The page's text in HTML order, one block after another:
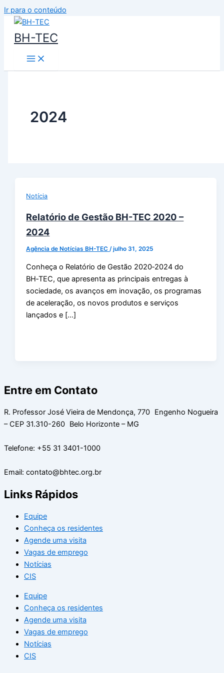
Ir para o conteúdo
BH-TEC
2024
Notícia
Relatório de Gestão BH-TEC 2020 –
2024
Agência de Notícias BH-TEC/julho 31, 2025
Conheça o Relatório de Gestão 2020‑2024 do
BH‑TEC, que apresenta as principais entregas à
sociedade, os avanços em inovação, os programas
de aceleração, os novos produtos e serviços
lançados e […]
Entre em Contato
R. Professor José Vieira de Mendonça, 770 Engenho Nogueira
– CEP 31.310-260 Belo Horizonte – MG
Telefone: +55 31 3401-1000
Email: contato@bhtec.org.br
Links Rápidos
Equipe
Conheça os residentes
Agende uma visita
Vagas de emprego
Notícias
CIS
Equipe
Conheça os residentes
Agende uma visita
Vagas de emprego
Notícias
CIS